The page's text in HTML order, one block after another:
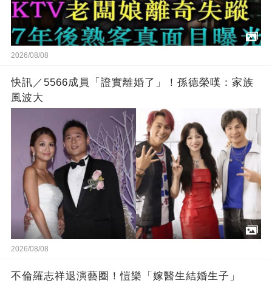
2026/08/08
快訊／5566成員「證實離婚了」！孫德榮嘆：家族
風波大
2026/08/08
不倫羅志祥退演藝圈！愷樂「嫁醫生結婚生子」